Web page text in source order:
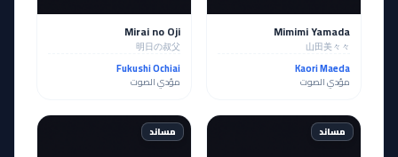
Mimimi Yamada
山田美々々
Kaori Maeda
مؤدي الصوت
Mirai no Oji
明日の叔父
Fukushi Ochiai
مؤدي الصوت
مساند مساند